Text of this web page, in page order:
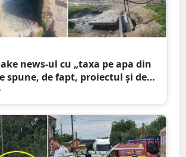
news-ul cu „taxa pe apa din
spune, de fapt, proiectul și de
dezinformarea